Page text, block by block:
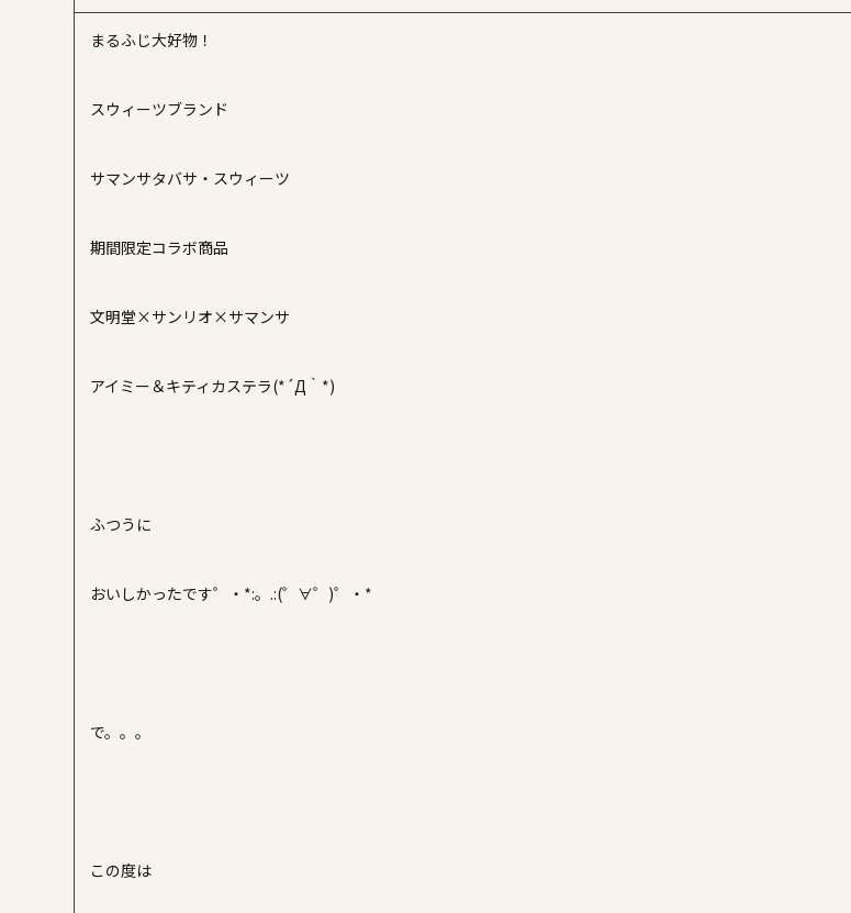
まるふじ大好物！
スウィーツブランド
サマンサタバサ・スウィーツ
期間限定コラボ商品
文明堂×サンリオ×サマンサ
アイミー＆キティカステラ(*´Д｀*)
ふつうに
おいしかったです゜・*:。.:(゜∀゜)゜・*
で。。。
この度は